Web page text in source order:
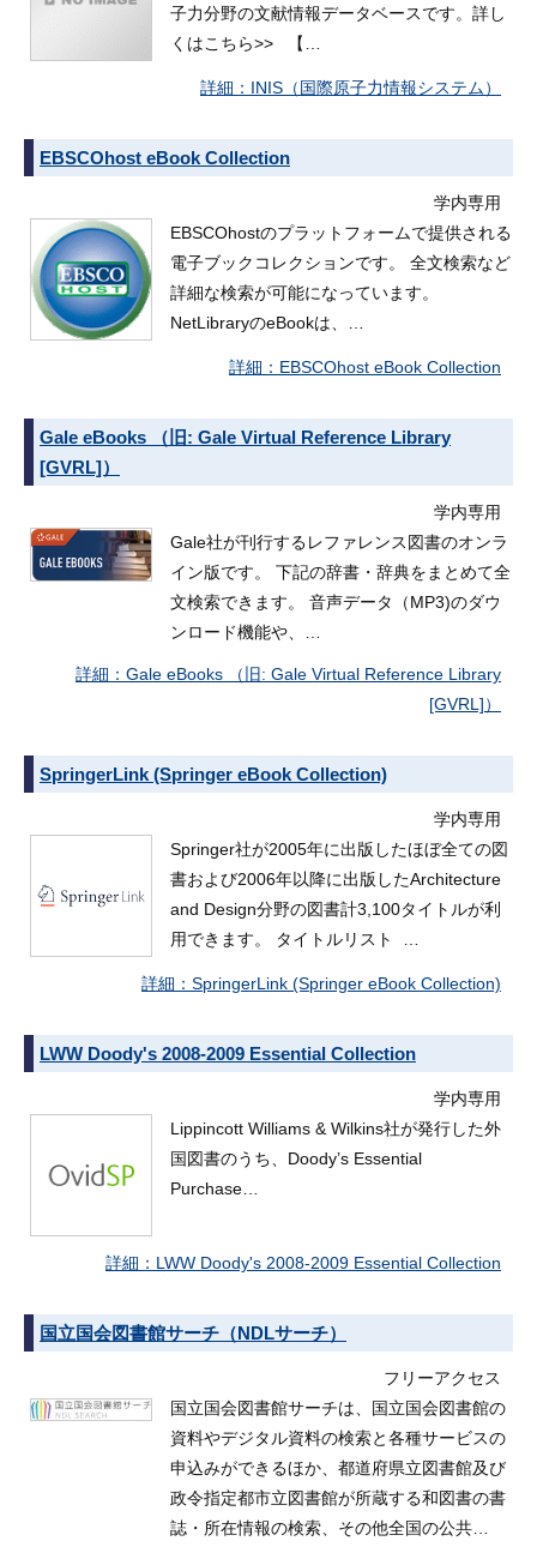
子力分野の文献情報データベースです。詳し
くはこちら>> 【…
INIS（国際原子力情報システム）
EBSCOhost eBook Collection
学内専用
EBSCOhostのプラットフォームで提供される
電子ブックコレクションです。 全文検索など
詳細な検索が可能になっています。
NetLibraryのeBookは、…
EBSCOhost eBook Collection
Gale eBooks （旧: Gale Virtual Reference Library
[GVRL]）
学内専用
Gale社が刊行するレファレンス図書のオンラ
イン版です。 下記の辞書・辞典をまとめて全
文検索できます。 音声データ（MP3)のダウ
ンロード機能や、…
Gale eBooks （旧: Gale Virtual Reference Library
[GVRL]）
SpringerLink (Springer eBook Collection)
学内専用
Springer社が2005年に出版したほぼ全ての図
書および2006年以降に出版したArchitecture
and Design分野の図書計3,100タイトルが利
用できます。 タイトルリスト …
SpringerLink (Springer eBook Collection)
LWW Doody's 2008-2009 Essential Collection
学内専用
Lippincott Williams & Wilkins社が発行した外
国図書のうち、Doody’s Essential
Purchase…
LWW Doody's 2008-2009 Essential Collection
国立国会図書館サーチ（NDLサーチ）
フリーアクセス
国立国会図書館サーチは、国立国会図書館の
資料やデジタル資料の検索と各種サービスの
申込みができるほか、都道府県立図書館及び
政令指定都市立図書館が所蔵する和図書の書
誌・所在情報の検索、その他全国の公共…